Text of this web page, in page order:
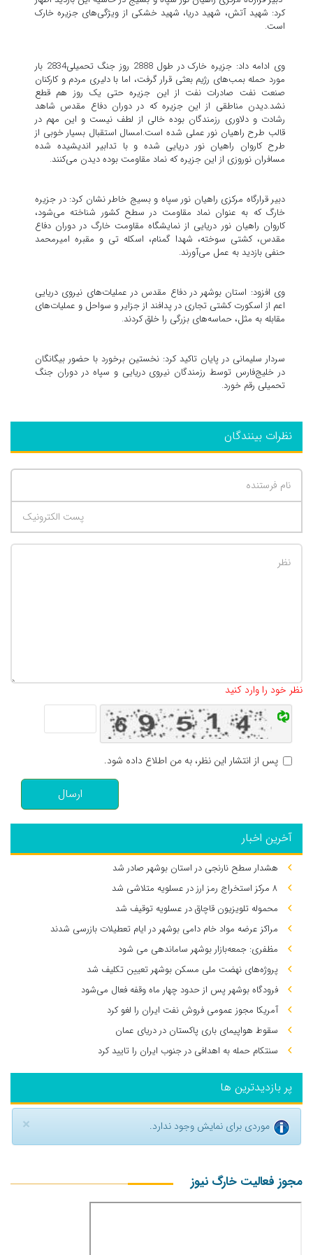
کرد: شهید آتش، شهید دریا، شهید خشکی از ویژگی‌های جزیره خارک
است.
وی ادامه داد: جزیره خارک در طول 2888 روز جنگ تحمیلی2834 بار
مورد حمله بمب‌های رژیم بعثی قرار گرفت، اما با دلیری مردم و کارکنان
صنعت نفت صادرات نفت از این جزیره حتی یک روز هم قطع
نشد.دیدن مناطقی از این جزیره که در دوران دفاع مقدس شاهد
رشادت و دلاوری رزمندگان بوده خالی از لطف نیست و این مهم در
قالب طرح راهیان نور عملی شده است.امسال استقبال بسیار خوبی از
طرح کاروان راهیان نور دریایی شده و با تدابیر اندیشیده شده
مسافران نوروزی از این جزیره که نماد مقاومت بوده دیدن می‌کنند.
دبیر قرارگاه مرکزی راهیان نور سپاه و بسیج خاطر نشان کرد: در جزیره
خارگ که به عنوان نماد مقاومت در سطح کشور شناخته می‌شود،
کاروان راهیان نور دریایی از نمایشگاه مقاومت خارگ در دوران دفاع
مقدس، کشتی سوخته، شهدا گمنام، اسکله تی و مقبره امیرمحمد
حنفی بازدید به عمل می‌آورند.
وی افزود: استان بوشهر در دفاع مقدس در عملیات‌های نیروی دریایی
اعم از اسکورت کشتی تجاری در پدافند از جزایر و سواحل و عملیات‌های
مقابله به مثل، حماسه‌های بزرگی را خلق کردند.
سردار سلیمانی در پایان تاکید کرد: نخستین برخورد با حضور بیگانگان
در خلیج‌فارس توسط رزمندگان نیروی دریایی و سپاه در دوران جنگ
تحمیلی رقم خورد.
نظرات بینندگان
نظر خود را وارد کنید
پس از انتشار این نظر، به من اطلاع داده شود.
ارسال
آخرین اخبار
هشدار سطح نارنجی در استان بوشهر صادر شد
۸ مرکز استخراج رمز ارز در عسلویه متلاشی شد
محموله تلویزیون قاچاق در عسلویه توقیف شد
مراکز عرضه مواد خام دامی بوشهر در ایام تعطیلات بازرسی شدند
مظفری: جمعه‌بازار بوشهر ساماندهی می‌ شود
پروژه‌های نهضت ملی مسکن بوشهر تعیین تکلیف شد
فرودگاه بوشهر پس از حدود چهار ماه وقفه فعال می‌شود
آمریکا مجوز عمومی فروش نفت ایران را لغو کرد
سقوط هواپیمای باری پاکستان در دریای عمان
سنتکام حمله به اهدافی در جنوب ایران را تایید کرد
پر بازدیدترین ها
× موردی برای نمایش وجود ندارد.
مجوز فعالیت خارگ نیوز